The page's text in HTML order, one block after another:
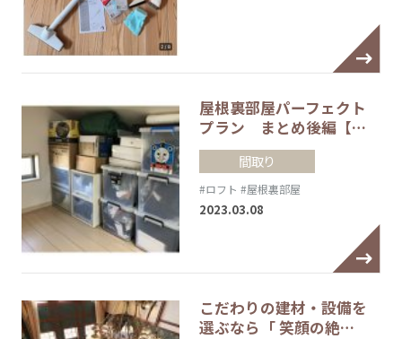
屋根裏部屋パーフェクト
プラン まとめ後編【…
間取り
#ロフト #屋根裏部屋
2023.03.08
こだわりの建材・設備を
選ぶなら「 笑顔の絶…